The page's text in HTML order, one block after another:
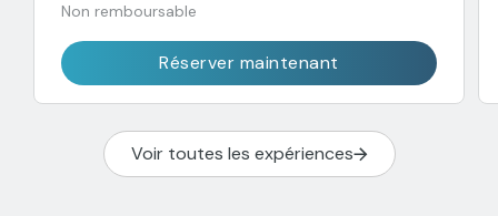
Non remboursable
Réserver maintenant
Voir toutes les expériences